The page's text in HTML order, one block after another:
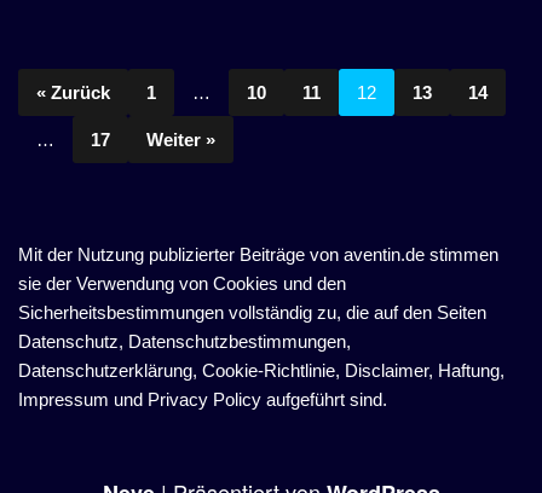
« Zurück 1 … 10 11 12 13 14
… 17 Weiter »
Mit der Nutzung publizierter Beiträge von aventin.de stimmen
sie der Verwendung von Cookies und den
Sicherheitsbestimmungen vollständig zu, die auf den Seiten
Datenschutz, Datenschutzbestimmungen,
Datenschutzerklärung, Cookie-Richtlinie, Disclaimer, Haftung,
Impressum und Privacy Policy aufgeführt sind.